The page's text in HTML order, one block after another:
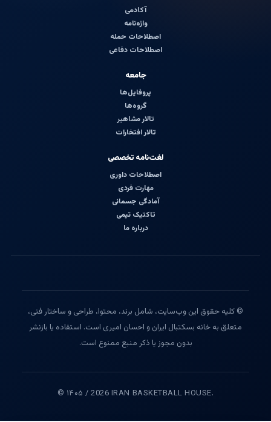
آکادمی
واژه‌نامه
اصطلاحات حمله
اصطلاحات دفاعی
جامعه
پروفایل‌ها
گروه‌ها
تالار مشاهیر
تالار افتخارات
لغت‌نامه تخصصی
اصطلاحات داوری
مهارت فردی
آمادگی جسمانی
تاکتیک تیمی
درباره ما
© کلیه حقوق این وب‌سایت، شامل برند، محتوا، طراحی و ساختار فنی،
متعلق به خانه بسکتبال ایران و احسان امیری است. استفاده یا بازنشر
بدون مجوز یا ذکر منبع ممنوع است.
© ۱۴۰۵ / 2026 IRAN BASKETBALL HOUSE.